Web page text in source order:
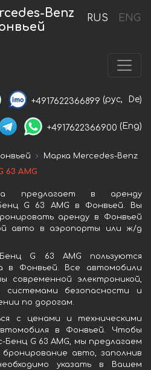
RUS ENG
Benz
+4917622366899 (рус, De)
+4917622366900 (Eng)
Марка Mercedes-Benz
63 AMG
предлагает в аренду
G 63 AMG в Фонвьей. Вы
аренду в Фонвьей
авто в аэропорты или ж/д
G 63 AMG пользуются
в Фонвьей. Все автомобили
современной электроникой,
системами безопасности и
по дорогам.
с ценами и техническими
в Фонвьей. Чтобы
Бенц G 63 AMG, мы предлагаем
авто, заполнив
указать в Вашем